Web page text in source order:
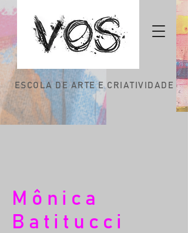
ESCOLA DE ARTE E CRIATIVIDADE
Mônica
Batitucci